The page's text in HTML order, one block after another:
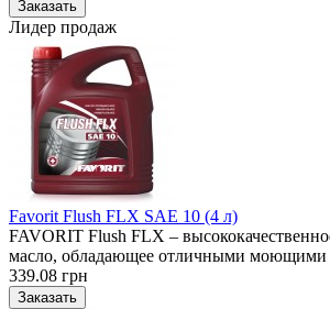
Лидер продаж
Favorit Flush FLX SAE 10 (4 л)
FAVORIT Flush FLX –
масло, обладающее отличными моющими
339.08 грн